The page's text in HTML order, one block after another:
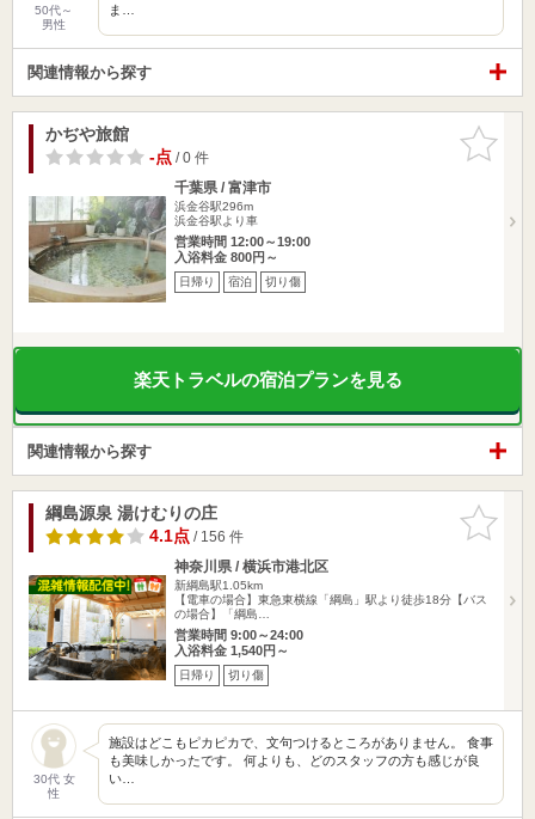
50代～
男性
ま…
関連情報から探す
お気に入
りに追加
かぢや旅館
-点/ 0 件
千葉県 / 富津市
浜金谷駅296m
浜金谷駅より車
営業時間 12:00～19:00
入浴料金 800円～
日帰り 宿泊 切り傷
楽天トラベルの宿泊プランを見る
関連情報から探す
お気に入
りに追加
綱島源泉 湯けむりの庄
4.1点/ 156 件
神奈川県 / 横浜市港北区
新綱島駅1.05km
【電車の場合】東急東横線「綱島」駅より徒歩18分【バス
の場合】「綱島…
営業時間 9:00～24:00
入浴料金 1,540円～
日帰り 切り傷
30代 女
性
施設はどこもピカピカで、文句つけるところがありません。 食事
も美味しかったです。 何よりも、どのスタッフの方も感じが良
い…